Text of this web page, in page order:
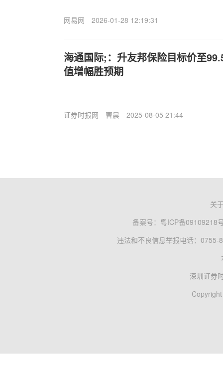
网易网 2026-01-28 12:19:31
海通国际;：升友邦保险目标价至
值增幅胜预期
证券时报网 曹晨 2025-08-05 21:44
关
备案号： 粤ICP备09109218
违法和不良信息举报电话：0755-
深圳证券